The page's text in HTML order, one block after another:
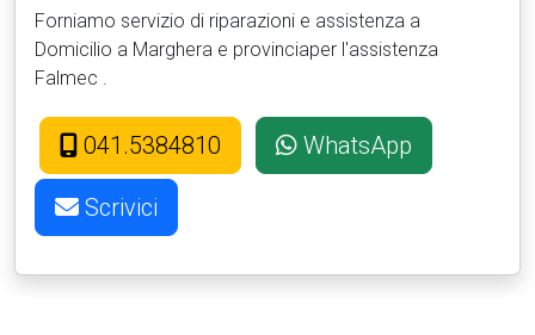
Forniamo servizio di riparazioni e assistenza a
Domicilio a Marghera e provinciaper l'assistenza
Falmec .
041.5384810 WhatsApp
Scrivici